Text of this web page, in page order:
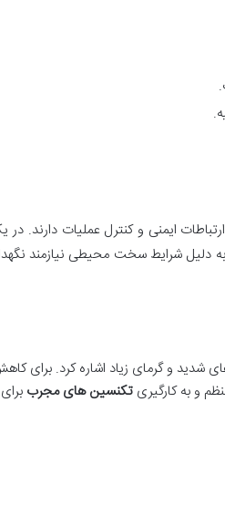
ایمنی و کنترل عملیات دارند.
دلیل شرایط سخت محیطی نیازمند
شدید و گرمای زیاد اشاره کرد. برای
و به کارگیریتکنسین های مجرب